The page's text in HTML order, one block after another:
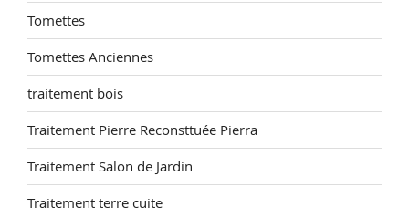
Tomettes
Tomettes Anciennes
traitement bois
Traitement Pierre Reconsttuée Pierra
Traitement Salon de Jardin
Traitement terre cuite